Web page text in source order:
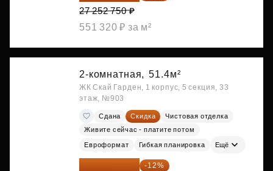
27 252 750 ₽
551 320 ₽ за м²
2-комнатная, 51.4м²
ЖК Скай Гарден, 1 корпус, 5 секция, 33
этаж, №903
Сдана Скидка
Чистовая отделка
Живите сейчас - платите потом
Евроформат Гибкая планировка Ещё
28 315 232 ₽ -12%